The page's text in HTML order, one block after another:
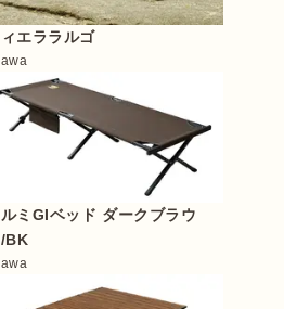
エララルゴ
ミGIベッド ダークブラウ
BK